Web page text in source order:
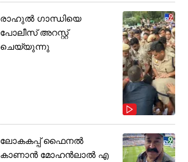
രാഹുൽ ഗാന്ധിയെ
പോലീസ് അറസ്റ്റ്
ചെയ്യുന്നു
ലോകകപ്പ് ഫൈനൽ
കാണാൻ മോഹൻലാൽ എ